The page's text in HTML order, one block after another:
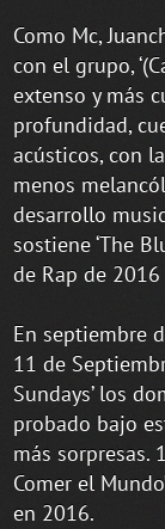
Como Mc,
con el grupo,
extenso y más
profundidad,
acústicos, con
menos
desarrollo
sostiene ‘The
de Rap de
En septiembre
11 de
Sundays’ los
probado bajo
más sorpresas.
Comer el
en 2016.